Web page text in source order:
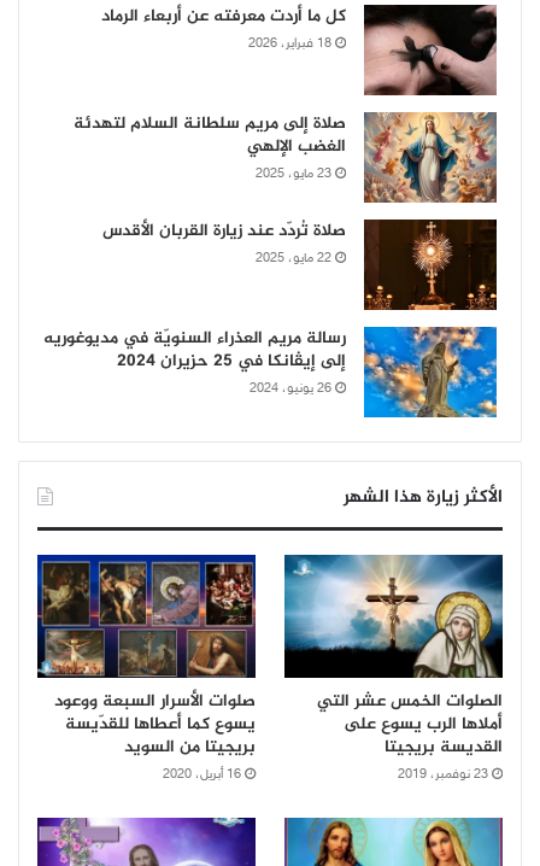
كل ما أردت معرفته عن أربعاء الرماد
18 فبراير، 2026
صلاة إلى مريم سلطانة السلام لتهدئة
الغضب الإلهي
23 مايو، 2025
صلاة تُردّد عند زيارة القربان الأقدس
22 مايو، 2025
رسالة مريم العذراء السنويّة في مديوغوريه
إلى إيڤانكا في 25 حزيران 2024
26 يونيو، 2024
الأكثر زيارة هذا الشهر
الصلوات الخمس عشر التي
أملاها الرب يسوع على
القديسة بريجيتا
23 نوفمبر، 2019
صلوات الأسرار السبعة ووعود
يسوع كما أعطاها للقدّيسة
بريجيتا من السويد
16 أبريل، 2020